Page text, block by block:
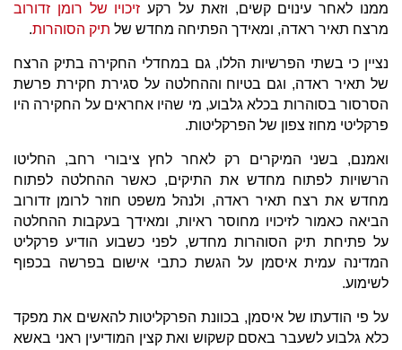
ממנו לאחר עינוים קשים, וזאת על רקע זיכויו של רומן זדורוב
מרצח תאיר ראדה, ומאידך הפתיחה מחדש של תיק הסוהרות.
נציין כי בשתי הפרשיות הללו, גם במחדלי החקירה בתיק הרצח
של תאיר ראדה, וגם בטיוח וההחלטה על סגירת חקירת פרשת
הסרסור בסוהרות בכלא גלבוע, מי שהיו אחראים על החקירה היו
פרקליטי מחוז צפון של הפרקליטות.
ואמנם, בשני המיקרים רק לאחר לחץ ציבורי רחב, החליטו
הרשויות לפתוח מחדש את התיקים, כאשר ההחלטה לפתוח
מחדש את רצח תאיר ראדה, ולנהל משפט חוזר לרומן זדורוב
הביאה כאמור לזיכויו מחוסר ראיות, ומאידך בעקבות ההחלטה
על פתיחת תיק הסוהרות מחדש, לפני כשבוע הודיע פרקליט
המדינה עמית איסמן על הגשת כתבי אישום בפרשה בכפוף
לשימוע.
על פי הודעתו של איסמן, בכוונת הפרקליטות להאשים את מפקד
כלא גלבוע לשעבר באסם קשקוש ואת קצין המודיעין ראני באשא